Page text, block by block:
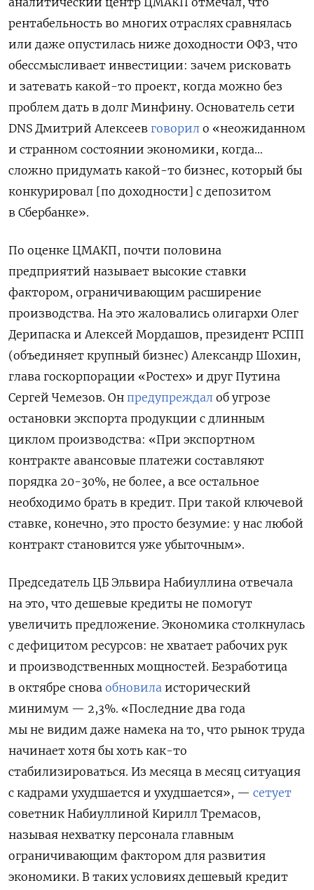
рентабельность во многих отраслях сравнялась
или даже опустилась ниже доходности ОФЗ, что
обессмысливает инвестиции: зачем рисковать
и затевать какой-то проект, когда можно без
проблем дать в долг Минфину. Основатель сети
DNS Дмитрий Алексеев говорил о «неожиданном
и странном состоянии экономики, когда…
сложно придумать какой-то бизнес, который бы
конкурировал [по доходности] с депозитом
в Сбербанке».
По оценке ЦМАКП, почти половина
предприятий называет высокие ставки
фактором, ограничивающим расширение
производства. На это жаловались олигархи Олег
Дерипаска и Алексей Мордашов, президент РСПП
(объединяет крупный бизнес) Александр Шохин,
глава госкорпорации «Ростех» и друг Путина
Сергей Чемезов. Он предупреждал об угрозе
остановки экспорта продукции с длинным
циклом производства: «При экспортном
контракте авансовые платежи составляют
порядка 20-30%, не более, а все остальное
необходимо брать в кредит. При такой ключевой
ставке, конечно, это просто безумие: у нас любой
контракт становится уже убыточным».
Председатель ЦБ Эльвира Набиуллина отвечала
на это, что дешевые кредиты не помогут
увеличить предложение. Экономика столкнулась
с дефицитом ресурсов: не хватает рабочих рук
и производственных мощностей. Безработица
в октябре снова обновила исторический
минимум — 2,3%. «Последние два года
мы не видим даже намека на то, что рынок труда
начинает хотя бы хоть как-то
стабилизироваться. Из месяца в месяц ситуация
с кадрами ухудшается и ухудшается», — сетует
советник Набиуллиной Кирилл Тремасов,
называя нехватку персонала главным
ограничивающим фактором для развития
экономики. В таких условиях дешевый кредит